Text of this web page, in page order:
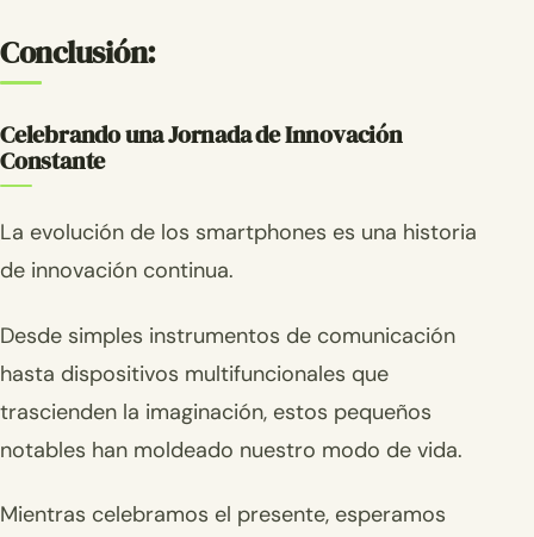
Conclusión:
Celebrando una Jornada de Innovación
Constante
La evolución de los smartphones es una historia
de innovación continua.
Desde simples instrumentos de comunicación
hasta dispositivos multifuncionales que
trascienden la imaginación, estos pequeños
notables han moldeado nuestro modo de vida.
Mientras celebramos el presente, esperamos